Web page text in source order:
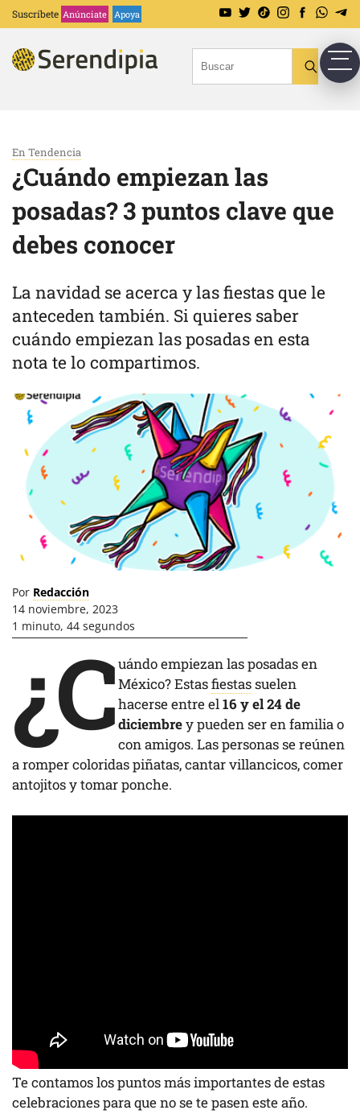
Suscríbete Anúnciate Apoya
En Tendencia
¿Cuándo empiezan las
posadas? 3 puntos clave que
debes conocer
La navidad se acerca y las fiestas que le
anteceden también. Si quieres saber
cuándo empiezan las posadas en esta
nota te lo compartimos.
Por Redacción
14 noviembre, 2023
1 minuto, 44 segundos
¿Cuándo empiezan las posadas en
México? Estasfiestassuelen
hacerse entre el16 y el 24 de
diciembrey pueden ser en familia o
con amigos. Las personas se reúnen
a romper coloridas piñatas, cantar villancicos, comer
antojitos y tomar ponche.
Te contamos los puntos más importantes de estas
celebraciones para que no se te pasen este año.